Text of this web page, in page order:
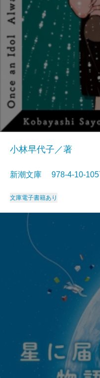
小林早代子／著
新潮文庫 978-4-10-
文庫電子書籍あり